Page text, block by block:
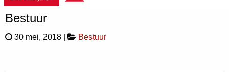
Bestuur
30 mei, 2018 | Bestuur